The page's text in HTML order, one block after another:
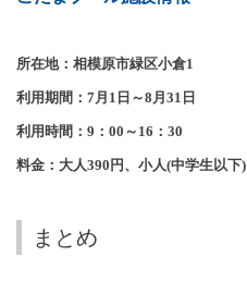
所在地：相模原市緑区小倉1
利用期間： 7月 1 日～8 月 31 日
利用時間： 9 ： 00 ～ 16 ： 30
料金：大人390 円、小人(中学生以下)
まとめ